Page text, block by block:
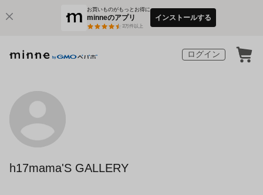
お買いものがもっとお得に
minneのアプリ
3万件以上
インストールする
ログイン
h17mama'S GALLERY